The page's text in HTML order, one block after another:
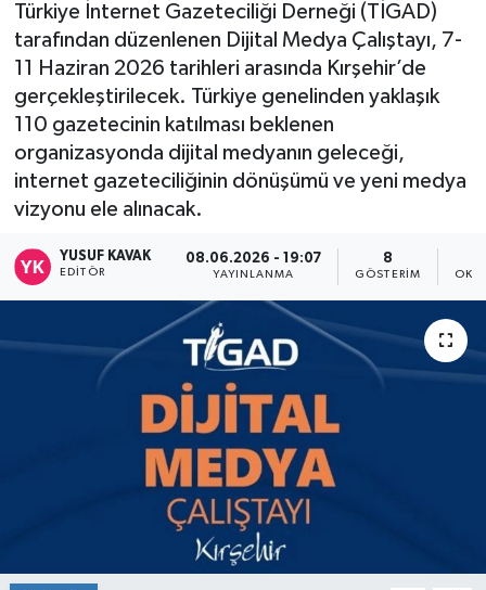
Türkiye İnternet Gazeteciliği Derneği (TİGAD)
tarafından düzenlenen Dijital Medya Çalıştayı, 7-
11 Haziran 2026 tarihleri arasında Kırşehir’de
gerçekleştirilecek. Türkiye genelinden yaklaşık
110 gazetecinin katılması beklenen
organizasyonda dijital medyanın geleceği,
internet gazeteciliğinin dönüşümü ve yeni medya
vizyonu ele alınacak.
YUSUF KAVAK
EDITÖR
08.06.2026 - 19:07
YAYINLANMA
8
GÖSTERIM
Tüm Manşetler
Son Dakika Haberleri
Haber Arşivi